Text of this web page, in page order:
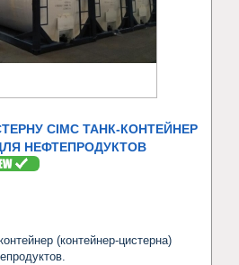
CIMC ТАНК-КОНТЕЙНЕР
НЕФТЕПРОДУКТОВ
(контейнер-цистерна)